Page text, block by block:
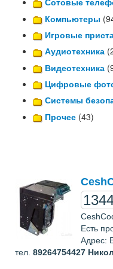
Компьютеры
Игровые
Аудиотехника
Видеотехника
Цифровые
Системы
Прочее (43)
Есть
Адрес:
тел. 89264754427